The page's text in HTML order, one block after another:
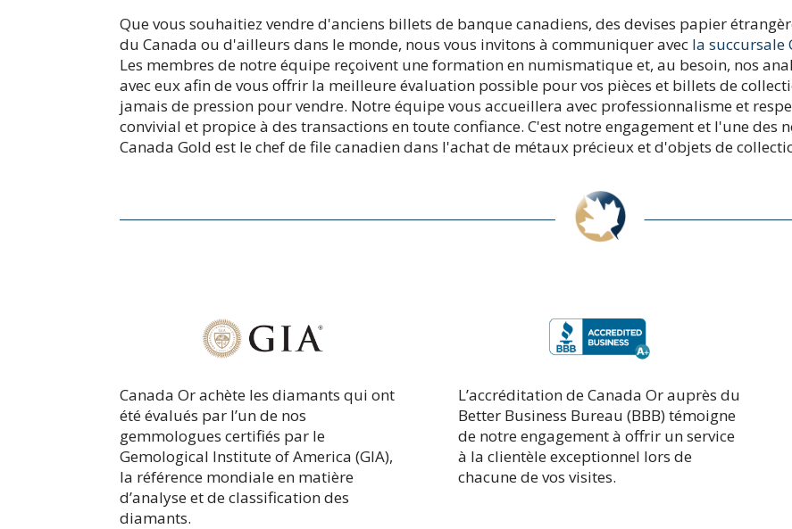
Que vous souhaitiez vendre d'anciens billets de banque canadiens, des devises papier
du Canada ou d'ailleurs dans le monde, nous vous invitons à communiquer avec la succursale
Les membres de notre équipe reçoivent une formation en numismatique et, au besoin, nos
avec eux afin de vous offrir la meilleure évaluation possible pour vos pièces et billets de
jamais de pression pour vendre. Notre équipe vous accueillera avec professionnalisme et
convivial et propice à des transactions en toute confiance. C'est notre engagement et l'une des
Canada Gold est le chef de file canadien dans l'achat de métaux précieux et d'objets de
Canada Or achète les diamants qui ont
été évalués par l’un de nos
gemmologues certifiés par le
Gemological Institute of America (GIA),
la référence mondiale en matière
d’analyse et de classification des
diamants.
L’accréditation de Canada Or auprès du
Better Business Bureau (BBB) témoigne
de notre engagement à offrir un service
à la clientèle exceptionnel lors de
chacune de vos visites.